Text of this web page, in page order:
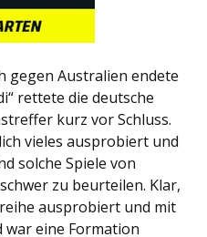
gegen Australien endete
rettete die deutsche
kurz vor Schluss.
vieles ausprobiert und
solche Spiele von
zu beurteilen. Klar,
ausprobiert und mit
eine Formation